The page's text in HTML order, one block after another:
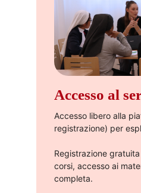
Accesso al
Accesso libero alla
registrazione) per
Registrazione
corsi, accesso ai
completa.​